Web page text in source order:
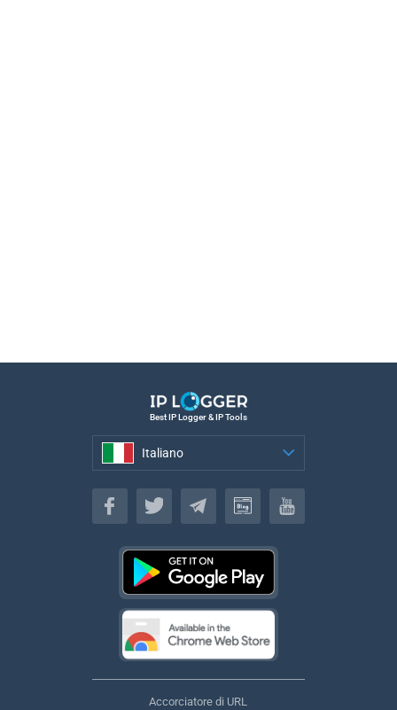
Best IP Logger & IP Tools
Italiano
Italiano
Accorciatore di URL